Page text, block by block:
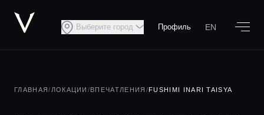
Выберите город Профиль EN
ГЛАВНАЯ/ ЛОКАЦИИ /ВПЕЧАТЛЕНИЯ /FUSHIMI INARI TAISYA